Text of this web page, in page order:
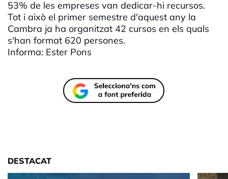
53% de les empreses van dedicar-hi recursos.
Tot i això el primer semestre d'aquest any la
Cambra ja ha organitzat 42 cursos en els quals
s'han format 620 persones.
Informa: Ester Pons
DESTACAT